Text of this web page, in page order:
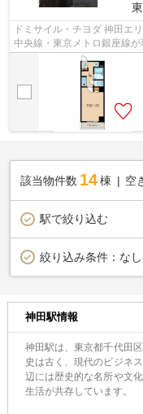
ドミサイル・チヨダ 神田エリアは、 JR山手線・JR京浜東北線・根岸線・JR
中央線・東京メトロ銀座線
です。 ビジネスマン向けの
該当物件数 14棟 空
駅で絞り込む
絞り込み条件： なし
神田駅情報
神田駅は、東京都千代田
史は古く、現代のビジネ
辺には歴史的な名所や文
生活が共存しています。